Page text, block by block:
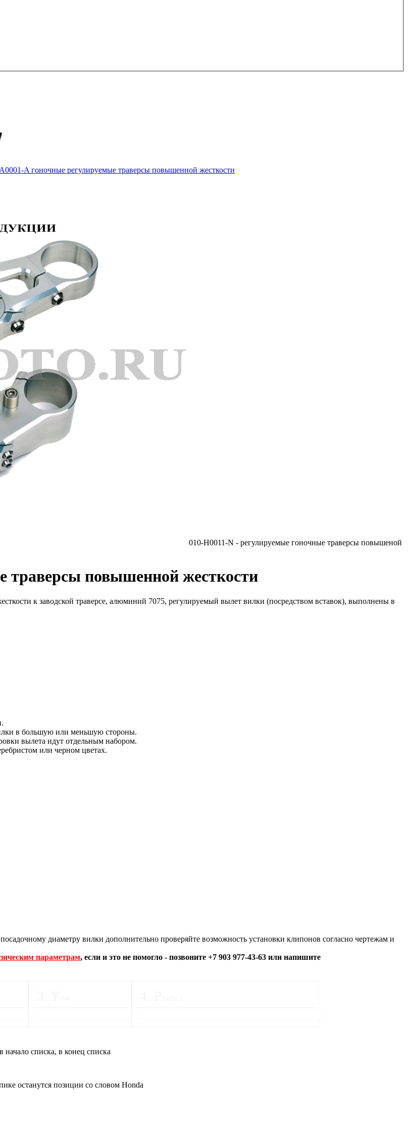
A гоночные регулируемые траверсы повышенной жесткости
010-H0011-N - регулируемые гоночные траверсы повышеной
траверсы повышенной жесткости
к заводской траверсе, алюминий 7075, регулируемый вылет вилки (посредством вставок), выполнены в
в большую или меньшую стороны.
вылета идут отдельным набором.
или черном цветах.
диаметру вилки дополнительно проверяйте возможность установки клипонов согласно чертежам и
параметрам, если и это не помогло - позвоните +7 903 977-43-63 или напишите
начало списка, в конец списка
останутся позиции со словом Honda